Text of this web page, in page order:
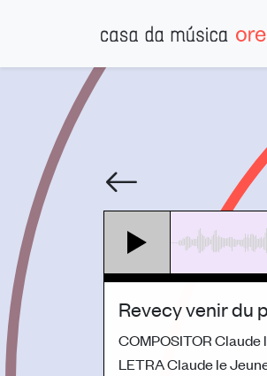
Revecy venir du
COMPOSITORClaude
LETRAClaude le